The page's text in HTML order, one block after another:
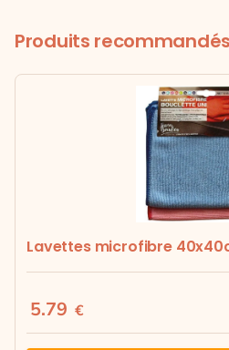
Produits recommandés
Lavettes microfibre
5.79 €